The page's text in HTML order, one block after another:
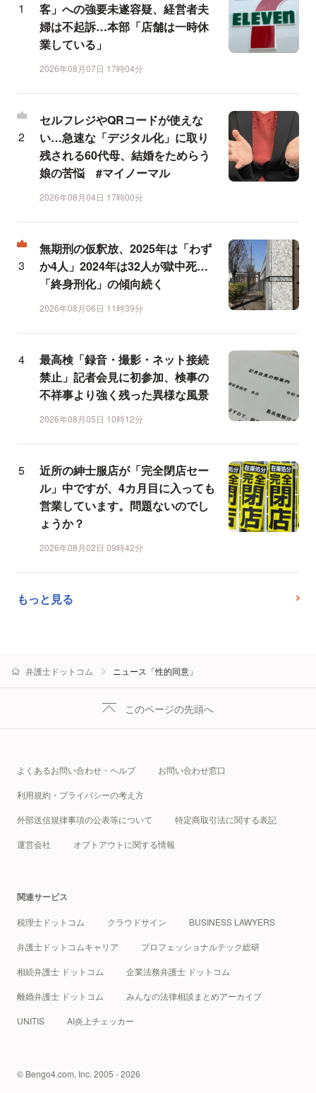
客」への強要未遂容疑、経営者夫
婦は不起訴…本部「店舗は一時休
業している」
2026年08月07日 17時04分
セルフレジやQRコードが使えな
い…急速な「デジタル化」に取り
残される60代母、結婚をためらう
娘の苦悩 #マイノーマル
2026年08月04日 17時00分
無期刑の仮釈放、2025年は「わず
か4人」2024年は32人が獄中死…
「終身刑化」の傾向続く
2026年08月06日 11時39分
最高検「録音・撮影・ネット接続
禁止」記者会見に初参加、検事の
不祥事より強く残った異様な風景
2026年08月05日 10時12分
近所の紳士服店が「完全閉店セー
ル」中ですが、4カ月目に入っても
営業しています。問題ないのでし
ょうか？
2026年08月02日 09時42分
もっと見る
弁護士ドットコム ニュース「性的同意」
このページの先頭へ
よくあるお問い合わせ・ヘルプ お問い合わせ窓口
利用規約・プライバシーの考え方
外部送信規律事項の公表等について 特定商取引法に関する表記
運営会社 オプトアウトに関する情報
関連サービス
税理士ドットコム クラウドサイン BUSINESS LAWYERS
弁護士ドットコムキャリア プロフェッショナルテック総研
相続弁護士 ドットコム 企業法務弁護士 ドットコム
離婚弁護士 ドットコム みんなの法律相談まとめアーカイブ
UNITIS AI炎上チェッカー
© Bengo4.com, Inc. 2005 - 2026